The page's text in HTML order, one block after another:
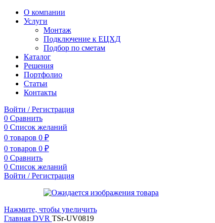
О компании
Услуги
Монтаж
Подключение к ЕЦХД
Подбор по сметам
Каталог
Решения
Портфолио
Статьи
Контакты
Войти / Регистрация
0 Сравнить
0 Список желаний
0 товаров 0 ₽
0 товаров 0 ₽
0 Сравнить
0 Список желаний
Войти / Регистрация
Нажмите, чтобы увеличить
Главная DVR TSr-UV0819